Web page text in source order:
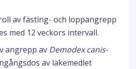
av fästing- och loppangrepp
med 12 veckors intervall.
angrepp av Demodex canis-
av läkemedlet